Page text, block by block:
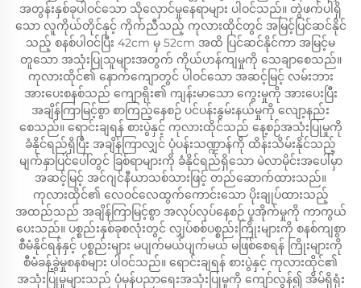
အတွန်းနှစ်ခုပါဝင်သော သိုလှောင်မှုနေရာများ ပါဝင်သည်။ တွဲဖက်ပါရှိ
သော လူကိုယ်တိုင်နှင့် ကိုက်ညီသည့် ကုလားထိုင်တွင် အမြင့်ပြင်ဆင်နိုင်
သည့် စနစ်ပါဝင်ပြီး 42cm မှ 52cm အထိ ပြင်ဆင်နိုင်ကာ အမြင့်မ
တူသော အသုံးပြုသူများအတွက် ကိုယ်ဟန်ကျမှုကို သေချာစေသည်။
ကုလားထိုင်၏ နောက်ကျောတွင် ပါဝင်သော အဆင့်မြင့် လမ်းဘား
အားပေးစနစ်သည် ကျောရိုး၏ ကျန်းမာသော ကွေးမှုကို အားပေးပြီး
အချိန်ကြာမြင့်စွာ စာကြည့်နေစဉ် ပင်ပန်းနွမ်းနယ်မှုကို လျော့နည်း
စေသည်။ ရောင်းချရန် စားပွဲနှင့် ကုလားထိုင်သည် နေ့စဉ်အသုံးပြုမှုကို
ခံနိုင်ရည်ရှိပြီး အချိန်ကြာလျှင် ပုံပန်းသဏ္ဍာန်ကို ထိန်းသိမ်းနိုင်သည့်
မျက်နှာပြင်ပေါ်တွင် ခြစ်ရာများကို ခံနိုင်ရည်ရှိသော မဲလာမိုင်းအပေါ်မှာ
အဆင့်မြင့် အင်ဂျင်နီယာသစ်သားဖြင့် တည်ဆောက်ထားသည်။
ကုလားထိုင်၏ လေဝင်လေထွက်ကောင်းသော ပိုးချုပ်ထားသည့်
အထည်သည် အချိန်ကြာမြင့်စွာ အလုပ်လုပ်နေစဉ် ပူအိုက်မှုကို ကာကွယ်
ပေးသည်။ ပစ္စည်းနှစ်ခုစလုံးတွင် လျှပ်စစ်ပစ္စည်းကြိုးများကို စနစ်ကျစွာ
စီမံနိုင်ရန်နှင့် ပစ္စည်းများ မပျက်မယ်ပျက်မယ် မဖြစ်စေရန် ကြိုးများကို
စီမံခန့်ခွဲမှုစနစ်များ ပါဝင်သည်။ ရောင်းချရန် စားပွဲနှင့် ကုလားထိုင်၏
အသုံးပြုမှုများသည် ပုံမှန်ပညာရေးအသုံးပြုမှုကို ကျော်လွန်၍ အိမ်ရှိရုံး